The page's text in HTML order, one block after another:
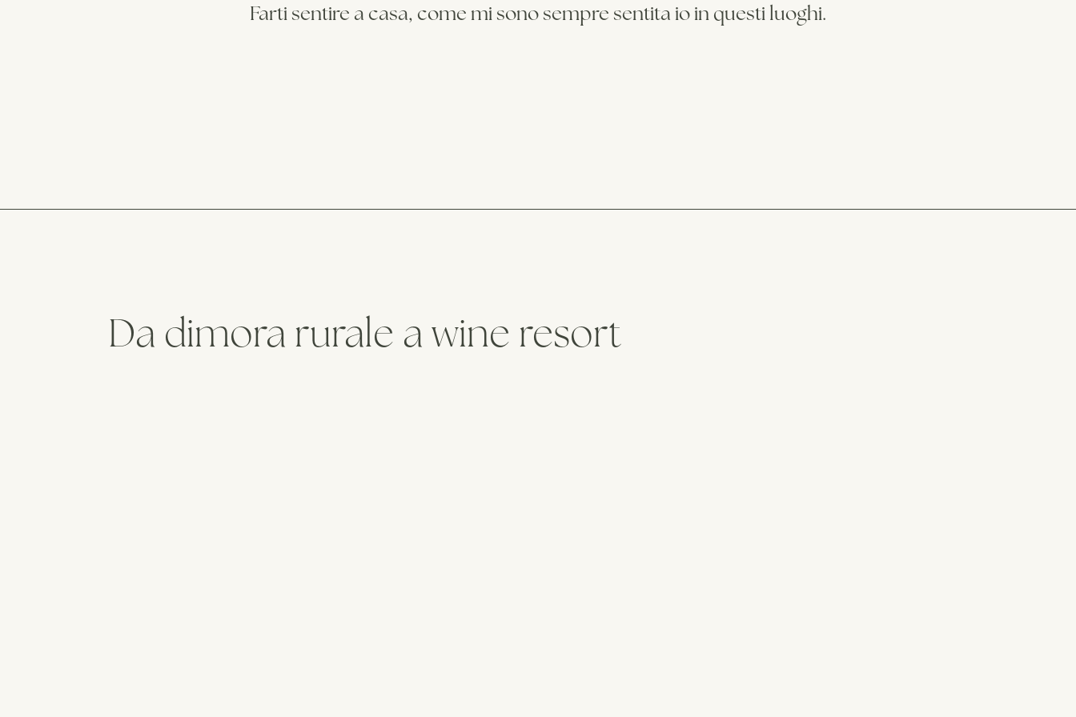
Farti sentire a casa, come mi sono sempre sentita io in questi luoghi.
Da dimora rurale a wine resort